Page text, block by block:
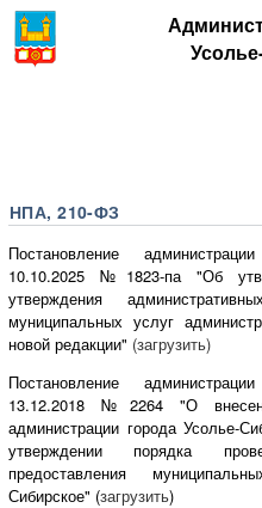
НПА, 210-ФЗ
Постановление
10.10.2025 №1823-па "Об
утверждения
муниципальных услуг
новой редакции" (загрузить)
Постановление
13.12.2018 №2264 "О
администрации города Усолье-
утверждении порядка
предоставления
Сибирское" (загрузить)